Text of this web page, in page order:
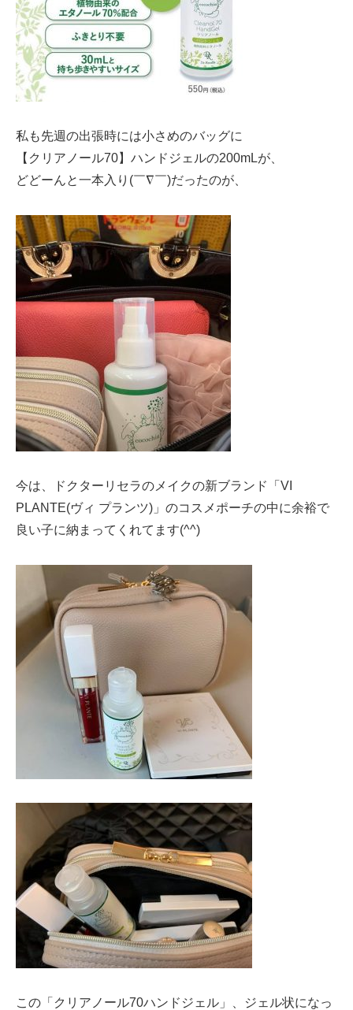
私も先週の出張時には小さめのバッグに
【クリアノール70】ハンドジェルの200mLが、
どどーんと一本入り(￣∇￣)だったのが、
今は、ドクターリセラのメイクの新ブランド「VI
PLANTE(ヴィ プランツ)」のコスメポーチの中に余裕で
良い子に納まってくれてます(^^)
この「クリアノール70ハンドジェル」、ジェル状になっ